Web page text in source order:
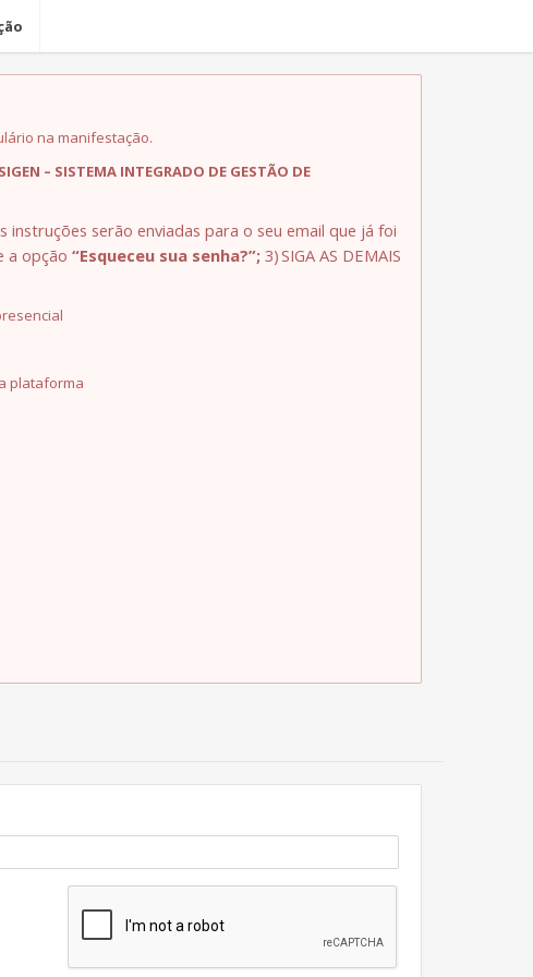
na manifestação.
– SISTEMA INTEGRADO DE GESTÃO DE
instruções serão enviadas para o seu email que já foi
a opção “Esqueceu sua senha?”; 3)SIGA AS DEMAIS
plataforma